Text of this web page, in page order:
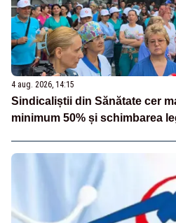
4 aug. 2026, 14:15
Sindicaliștii din Sănătate cer
minimum 50% și schimbarea